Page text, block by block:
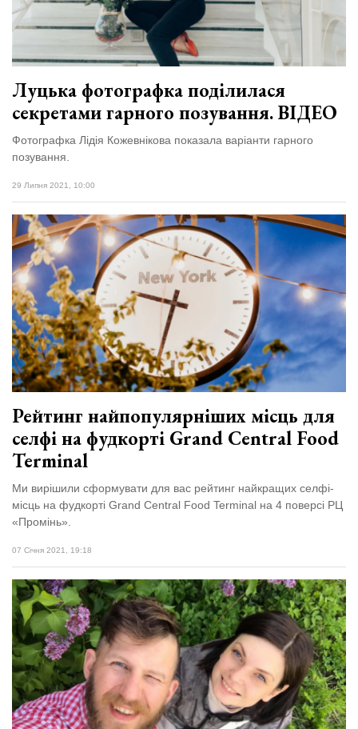
залишив у
Луцьку
три...
27 Липня 2026
786 переглядів
Персона
Лайф
Афіша
ZONE 18+
Контакти
Політика конфіденційності
Луцька фотографка поділилася
секретами гарного позування. ВІДЕО
Фотографка Лідія Кожевнікова показала варіанти гарного
позування.
29 Липня 2021, 10:00
Рейтинг найпопулярніших місць для
селфі на фудкорті Grand Central Food
Terminal
Ми вирішили сформувати для вас рейтинг найкращих селфі-
місць на фудкорті Grand Central Food Terminal на 4 поверсі РЦ
«Промінь».
07 Січня 2021, 19:18